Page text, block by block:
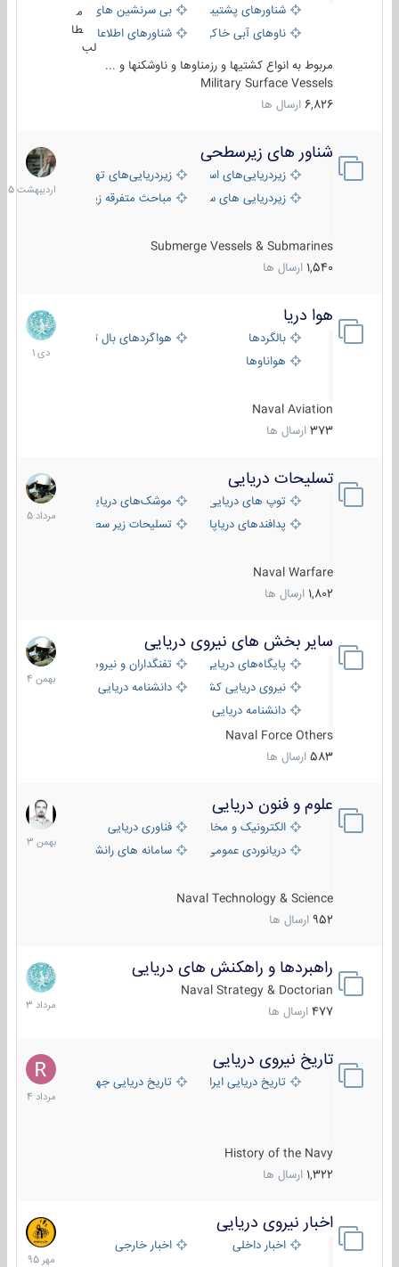
شناورهای پشتیبانی
بی سرنشین های دریایی
ناوهای آبی خاکی و نیروبرشناورهای اطلاعاتی و جاسوسی
طا
لب
مربوط به انواع کشتیها و رزمناوها و ناوشکنها و ...
Military Surface Vessels
6,826 ارسال ها
شناور های زیرسطحی
زیردریایی‌های استراتژیکزیردریایی‌های تهاجمی
زیردریایی های سبک
مباحث متفرقه زیرسطحی
Submerge Vessels & Submarines
1,540 ارسال ها
31
1405
هوا دریا
بالگردها
هواگردهای بال ثابت
هواناوها
Naval Aviation
373 ارسال ها
12
دی
1401
تسلیحات دریایی
توپ های دریایی
موشک‌های دریایی
پدافندهای دریاپایه
تسلیحات زیر سطحی
Naval Warfare
1,802 ارسال ها
2
مرداد
1405
سایر بخش های نیروی دریایی
پایگاه‌های دریایی
تفنگداران و نیروهای ویژه‌ی دریایی
نیروی دریایی کشورهای مختلفدانشنامه دریایی
دانشنامه دریایی کپی
Naval Force Others
583 ارسال ها
22
بهمن
1404
علوم و فنون دریایی
الکترونیک و مخابرات دریاییفناوری دریایی
دریانوردی عمومی
سامانه های رانشی دریایی
Naval Technology & Science
952 ارسال ها
6
بهمن
1403
راهبردها و راهکنش های دریایی
Naval Strategy & Doctorian
477 ارسال ها
2
مرداد
1403
تاریخ نیروی دریایی
تاریخ دریایی ایران تاریخ دریایی جهان
History of the Navy
1,322 ارسال ها
16
مرداد
1404
اخبار نیروی دریایی
اخبار داخلی اخبار خارجی
27
مهر
1395